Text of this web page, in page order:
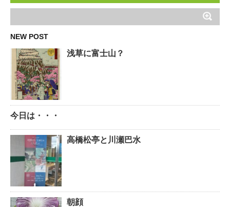
NEW POST
浅草に富士山？
今日は・・・
高橋松亭と川瀬巴水
朝顔